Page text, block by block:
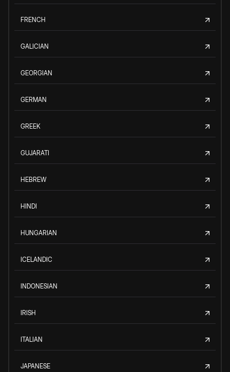
FRENCH
GALICIAN
GEORGIAN
GERMAN
GREEK
GUJARATI
HEBREW
HINDI
HUNGARIAN
ICELANDIC
INDONESIAN
IRISH
ITALIAN
JAPANESE